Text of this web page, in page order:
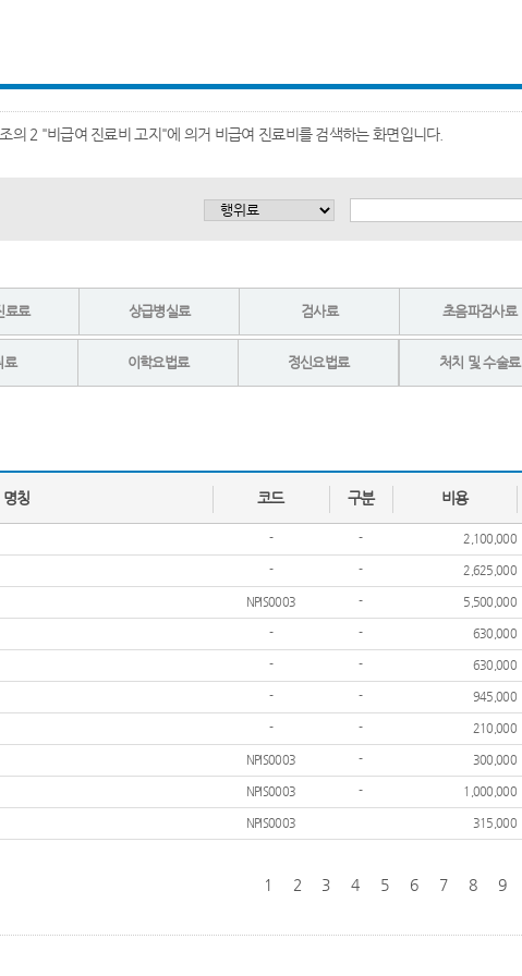
의 2 "비급여 진료비 고지"에 의거 비급여 진료비를 검색하는 화면입니다.
료료 상급병실료 검사료 초음파검사료
료 이학요법료 정신요법료 처치 및 수술료
명칭 코드 구분 비용
- - 2,100,000
- - 2,625,000
NPIS0003 - 5,500,000
- - 630,000
- - 630,000
- - 945,000
- - 210,000
NPIS0003 - 300,000
NPIS0003 - 1,000,000
NPIS0003 315,000
1 2 3 4 5 6 7 8 9